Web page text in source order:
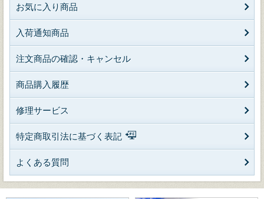
お気に入り商品
入荷通知商品
注文商品の確認・キャンセル
商品購入履歴
修理サービス
特定商取引法に基づく表記
よくある質問